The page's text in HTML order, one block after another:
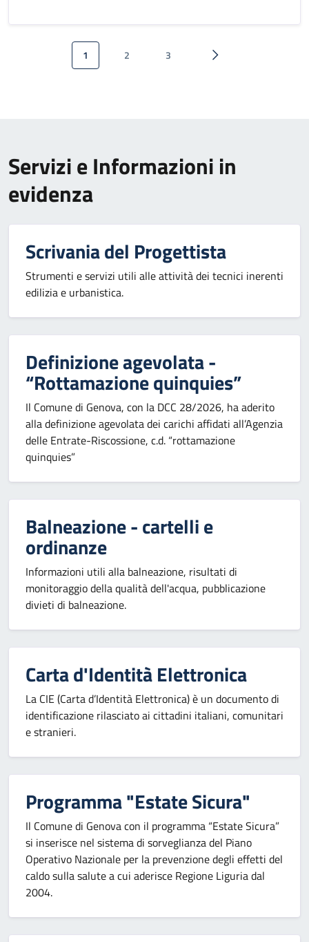
Paginazione
Pagina attuale
1 Pagina
2 Pagina
3 Pagina successiva
Servizi e Informazioni in
evidenza
Scrivania del Progettista
Strumenti e servizi utili alle attività dei tecnici inerenti
edilizia e urbanistica.
Definizione agevolata -
“Rottamazione quinquies”
Il Comune di Genova, con la DCC 28/2026, ha aderito
alla definizione agevolata dei carichi affidati all’Agenzia
delle Entrate-Riscossione, c.d. “rottamazione
quinquies”
Balneazione - cartelli e
ordinanze
Informazioni utili alla balneazione, risultati di
monitoraggio della qualità dell'acqua, pubblicazione
divieti di balneazione.
Carta d'Identità Elettronica
La CIE (Carta d’Identità Elettronica) è un documento di
identificazione rilasciato ai cittadini italiani, comunitari
e stranieri.
Programma "Estate Sicura"
Il Comune di Genova con il programma “Estate Sicura”
si inserisce nel sistema di sorveglianza del Piano
Operativo Nazionale per la prevenzione degli effetti del
caldo sulla salute a cui aderisce Regione Liguria dal
2004.